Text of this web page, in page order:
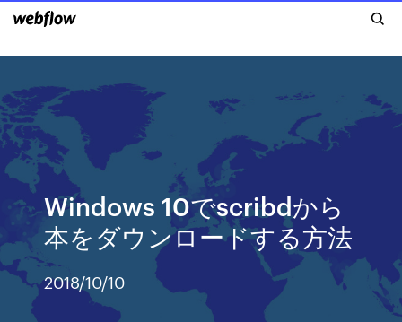
Windows 10でscribdから
本をダウンロードする方法
2018/10/10